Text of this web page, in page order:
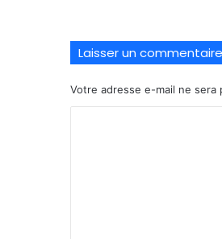
Laisser un commentaire
Votre adresse e-mail ne sera